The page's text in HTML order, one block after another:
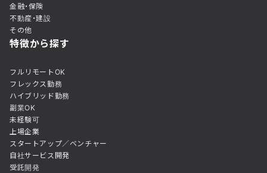
金融・保険
不動産・建設
その他
特徴から探す
フルリモートOK
フレックス勤務
ハイブリッド勤務
副業OK
未経験可
上場企業
スタートアップ／ベンチャー
自社サービス開発
受託開発